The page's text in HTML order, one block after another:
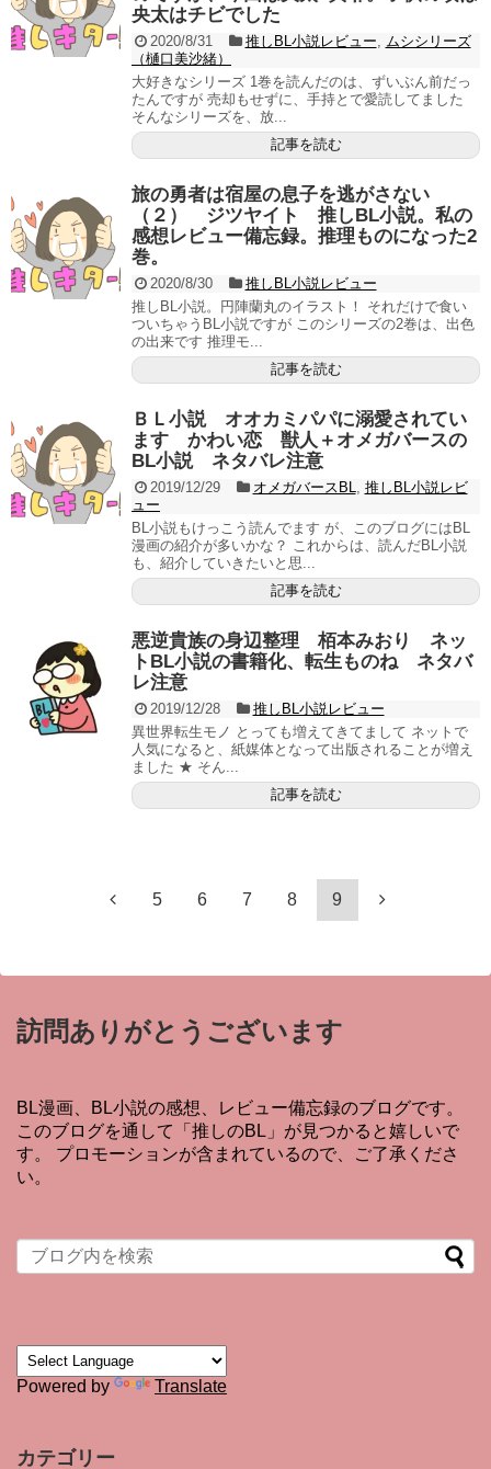
央太はチビでした
2020/8/31 推しBL小説レビュー, ムシシリーズ
（樋口美沙緒）
大好きなシリーズ 1巻を読んだのは、ずいぶん前だっ
たんですが 売却もせずに、手持とで愛読してました
そんなシリーズを、放...
記事を読む
旅の勇者は宿屋の息子を逃がさない
（２） ジツヤイト 推しBL小説。私の
感想レビュー備忘録。推理ものになった2
巻。
2020/8/30
推しBL小説レビュー
推しBL小説。円陣蘭丸のイラスト！ それだけで食い
ついちゃうBL小説ですが このシリーズの2巻は、出色
の出来です 推理モ...
記事を読む
ＢＬ小説 オオカミパパに溺愛されてい
ます かわい恋 獣人＋オメガバースの
BL小説 ネタバレ注意
2019/12/29 オメガバースBL, 推しBL小説レビ
ュー
BL小説もけっこう読んでます が、このブログにはBL
漫画の紹介が多いかな？ これからは、読んだBL小説
も、紹介していきたいと思...
記事を読む
悪逆貴族の身辺整理 栢本みおり ネッ
トBL小説の書籍化、転生ものね ネタバ
レ注意
2019/12/28
推しBL小説レビュー
異世界転生モノ とっても増えてきてまして ネットで
人気になると、紙媒体となって出版されることが増え
ました ★ そん...
記事を読む
5 6 7 8 9
訪問ありがとうございます
BL漫画、BL小説の感想、レビュー備忘録のブログです。
このブログを通して「推しのBL」が見つかると嬉しいで
す。 プロモーションが含まれているので、ご了承くださ
い。
Powered by Translate
カテゴリー